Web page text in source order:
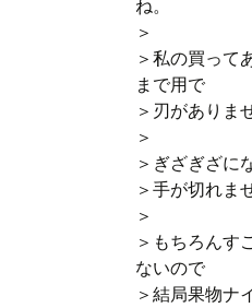
ね。
＞
＞私の買って
まで用で
＞刃がありま
＞
＞ぎざぎざに
＞手が切れま
＞
＞もちろんす
ないので
＞結局果物ナ